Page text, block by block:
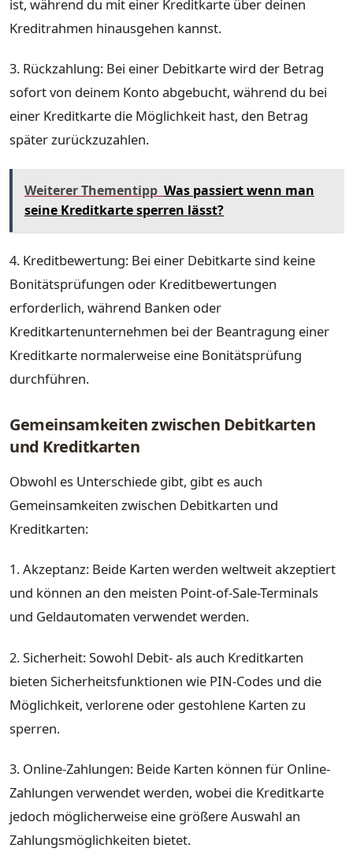
ist, während du mit einer Kreditkarte über deinen
Kreditrahmen hinausgehen kannst.
3. Rückzahlung: Bei einer Debitkarte wird der Betrag
sofort von deinem Konto abgebucht, während du bei
einer Kreditkarte die Möglichkeit hast, den Betrag
später zurückzuzahlen.
Weiterer Thementipp Was passiert wenn man
seine Kreditkarte sperren lässt?
4. Kreditbewertung: Bei einer Debitkarte sind keine
Bonitätsprüfungen oder Kreditbewertungen
erforderlich, während Banken oder
Kreditkartenunternehmen bei der Beantragung einer
Kreditkarte normalerweise eine Bonitätsprüfung
durchführen.
Gemeinsamkeiten zwischen Debitkarten
und Kreditkarten
Obwohl es Unterschiede gibt, gibt es auch
Gemeinsamkeiten zwischen Debitkarten und
Kreditkarten:
1. Akzeptanz: Beide Karten werden weltweit akzeptiert
und können an den meisten Point-of-Sale-Terminals
und Geldautomaten verwendet werden.
2. Sicherheit: Sowohl Debit- als auch Kreditkarten
bieten Sicherheitsfunktionen wie PIN-Codes und die
Möglichkeit, verlorene oder gestohlene Karten zu
sperren.
3. Online-Zahlungen: Beide Karten können für Online-
Zahlungen verwendet werden, wobei die Kreditkarte
jedoch möglicherweise eine größere Auswahl an
Zahlungsmöglichkeiten bietet.